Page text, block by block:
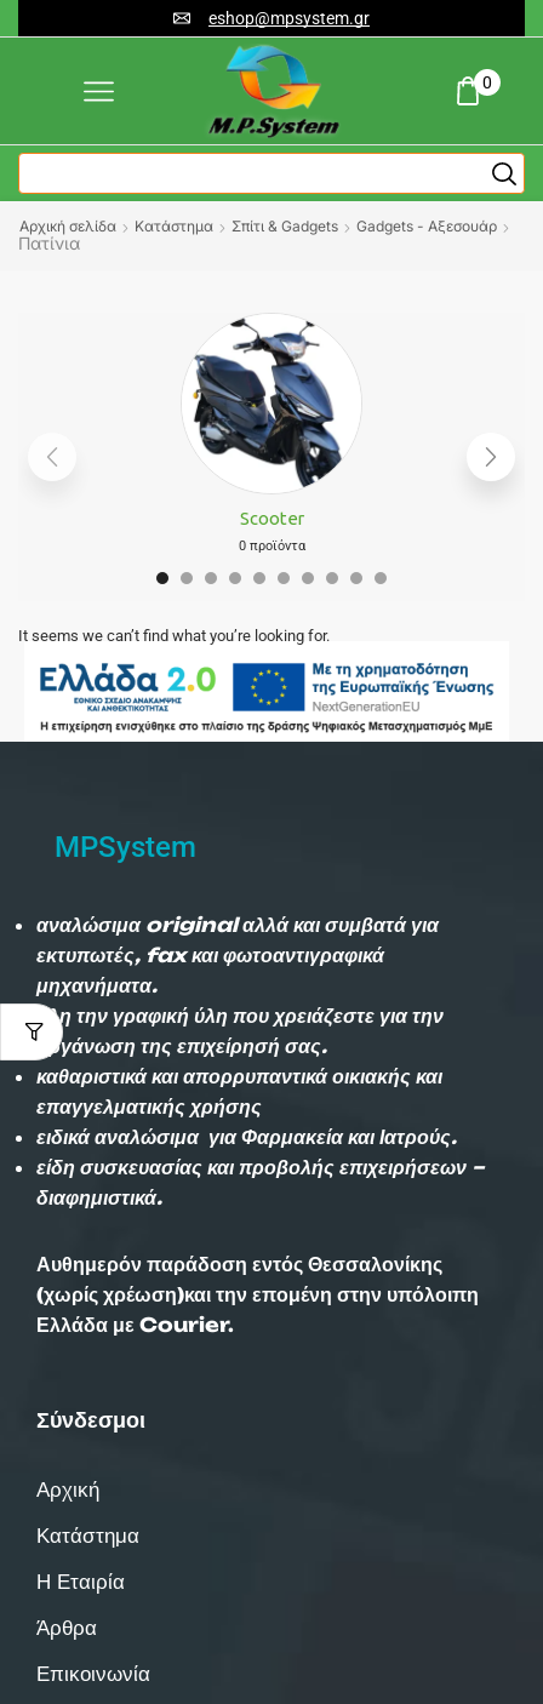
eshop@mpsystem.gr
0
Αρχική σελίδα Κατάστημα Σπίτι & Gadgets Gadgets - Αξεσουάρ
Πατίνια
Scooter
0 προϊόντα
It seems we can’t find what you’re looking for.
MPSystem
αναλώσιμα original αλλά και συμβατά για
εκτυπωτές, fax και φωτοαντιγραφικά
μηχανήματα.
όλη την γραφική ύλη που χρειάζεστε για την
οργάνωση της επιχείρησή σας.
καθαριστικά και απορρυπαντικά οικιακής και
επαγγελματικής χρήσης
ειδικά αναλώσιμα για Φαρμακεία και Ιατρούς.
είδη συσκευασίας και προβολής επιχειρήσεων –
διαφημιστικά.
Αυθημερόν παράδοση εντός Θεσσαλονίκης
(χωρίς χρέωση)και την επομένη στην υπόλοιπη
Ελλάδα με Courier.
Σύνδεσμοι
Αρχική
Κατάστημα
Η Εταιρία
Άρθρα
Επικοινωνία